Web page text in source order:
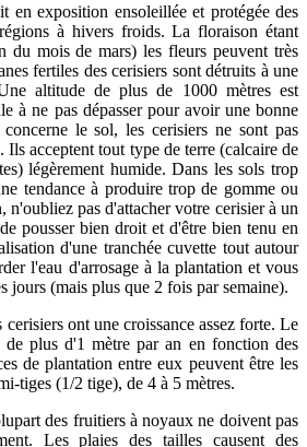
en exposition ensoleillée et protégée des
à hivers froids. La floraison étant
du mois de mars) les fleurs peuvent très
fertiles des cerisiers sont détruits à une
altitude de plus de 1000 mètres est
à ne pas dépasser pour avoir une bonne
le sol, les cerisiers ne sont pas
acceptent tout type de terre (calcaire de
légèrement humide. Dans les sols trop
tendance à produire trop de gomme ou
n'oubliez pas d'attacher votre cerisier à un
pousser bien droit et d'être bien tenu en
d'une tranchée cuvette tout autour
l'eau d'arrosage à la plantation et vous
jours (mais plus que 2 fois par semaine).
cerisiers ont une croissance assez forte. Le
de plus d'1 mètre par an en fonction des
de plantation entre eux peuvent être les
tiges (1/2 tige), de 4 à 5 mètres.
des fruitiers à noyaux ne doivent pas
Les plaies des tailles causent des